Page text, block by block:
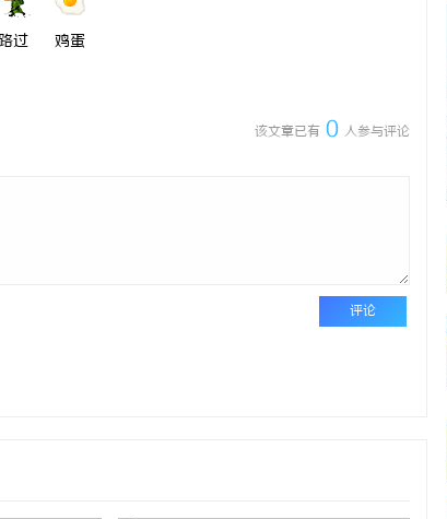
过 鸡蛋
该文章已有 0 人参与评论
评论